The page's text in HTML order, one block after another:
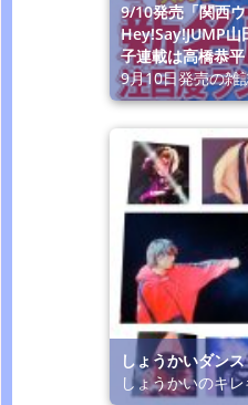
9/10発売「関西
Hey!Say!JUMP山
子連載は高橋恭平
9月10日発売の雑
しょうかいダンス
しょうかいのキ